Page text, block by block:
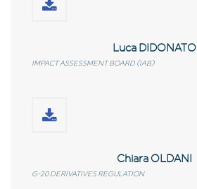
Luca DIDONATO
IMPACT ASSESSMENT BOARD (IAB)
Chiara OLDANI
G-20 DERIVATIVES REGULATION